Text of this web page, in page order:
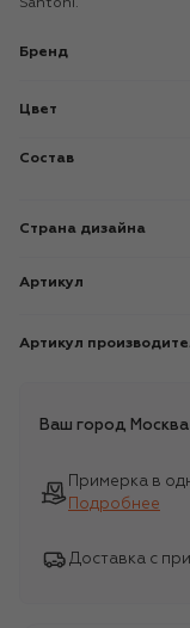
Santoni.
Бренд
Цвет
Состав
Страна дизайна
Артикул
Артикул
Ваш город Москва
Примерка в
Подробнее
Доставка с